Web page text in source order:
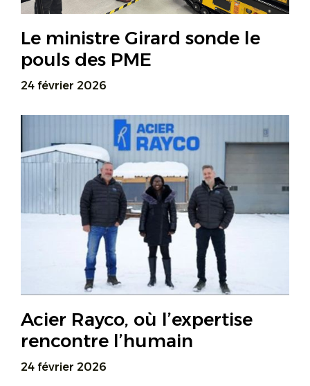
Le ministre Girard sonde le
pouls des PME
24 février 2026
Acier Rayco, où l’expertise
rencontre l’humain
24 février 2026